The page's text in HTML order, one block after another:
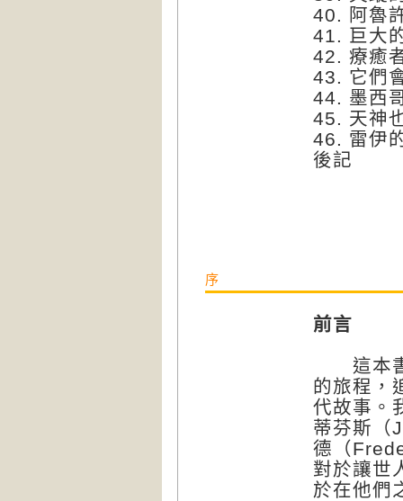
40. 阿魯
41. 巨大
42. 療癒
43. 它們
44. 墨西
45. 天神
46. 雷伊
後記
序
前言
這本書
的旅程，
代故事。
蒂芬斯（
德（
對於讓世
於在他們